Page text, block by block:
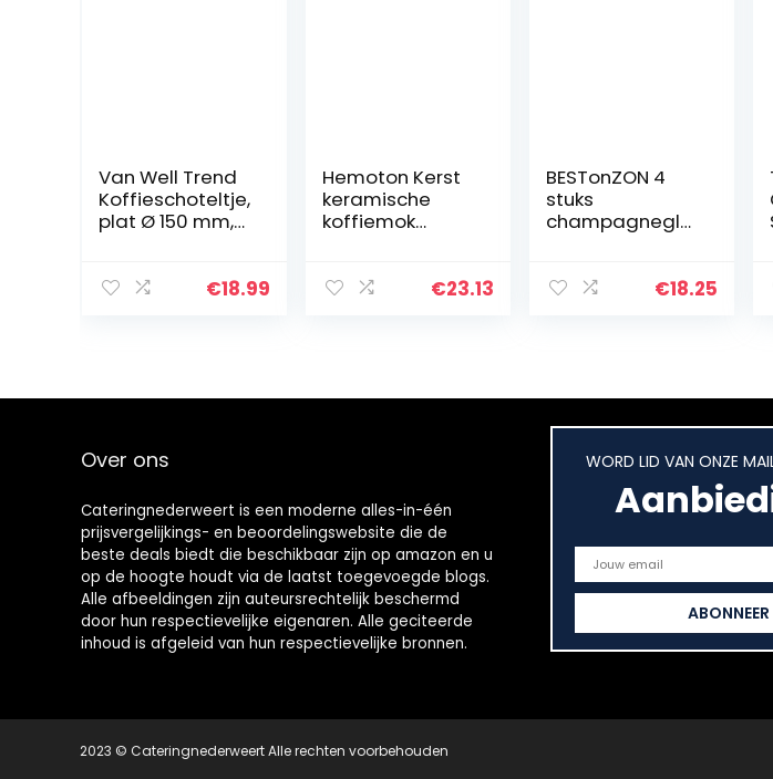
Van Well Trend
Koffieschoteltje,
plat Ø 150 mm,
porselein,
€18.99
Hemoton Kerst
keramische
koffiemok
water mok
€23.13
BESTonZON 4
stuks
champagnegla
mokken dessert
€18.25
Over ons
Cateringnederweert is een moderne alles-in-één
prijsvergelijkings- en beoordelingswebsite die de
beste deals biedt die beschikbaar zijn op amazon en u
op de hoogte houdt via de laatst toegevoegde blogs.
Alle afbeeldingen zijn auteursrechtelijk beschermd
door hun respectievelijke eigenaren. Alle geciteerde
inhoud is afgeleid van hun respectievelijke bronnen.
WORD LID VAN ONZE
2023 © Cateringnederweert Alle rechten voorbehouden